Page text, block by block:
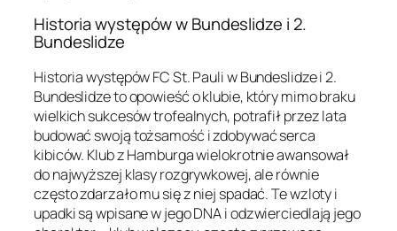
Historia występów w Bundeslidze i 2.
Bundeslidze
Historia występów FC St. Pauli w Bundeslidze i 2.
Bundeslidze to opowieść o klubie, który mimo braku
wielkich sukcesów trofealnych, potrafił przez lata
budować swoją tożsamość i zdobywać serca
kibiców. Klub z Hamburga wielokrotnie awansował
do najwyższej klasy rozgrywkowej, ale równie
często zdarzało mu się z niej spadać. Te wzloty i
upadki są wpisane w jego DNA i odzwierciedlają jego